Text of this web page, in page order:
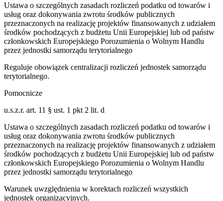
Ustawa o szczególnych zasadach rozliczeń podatku od towarów i
usług oraz dokonywania zwrotu środków publicznych
przeznaczonych na realizację projektów finansowanych z udziałem
środków pochodzących z budżetu Unii Europejskiej lub od państw
członkowskich Europejskiego Porozumienia o Wolnym Handlu
przez jednostki samorządu terytorialnego
Reguluje obowiązek centralizacji rozliczeń jednostek samorządu
terytorialnego.
Pomocnicze
u.s.z.r. art. 11 § ust. 1 pkt 2 lit. d
Ustawa o szczególnych zasadach rozliczeń podatku od towarów i
usług oraz dokonywania zwrotu środków publicznych
przeznaczonych na realizację projektów finansowanych z udziałem
środków pochodzących z budżetu Unii Europejskiej lub od państw
członkowskich Europejskiego Porozumienia o Wolnym Handlu
przez jednostki samorządu terytorialnego
Warunek uwzględnienia w korektach rozliczeń wszystkich
jednostek organizacyjnych.